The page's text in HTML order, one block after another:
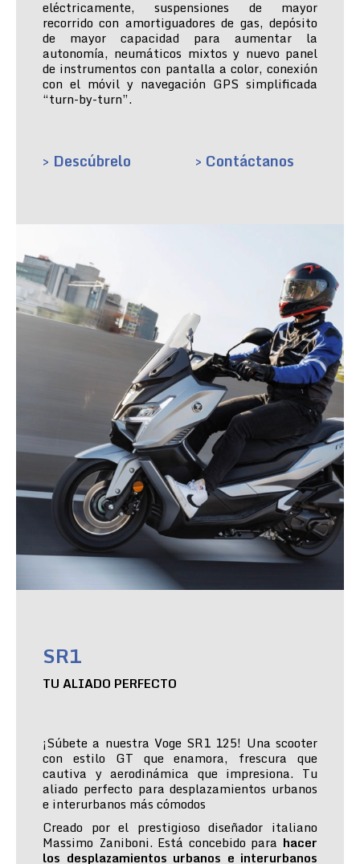
eléctricamente, suspensiones de mayor
recorrido con amortiguadores de gas, depósito
de mayor capacidad para aumentar la
autonomía, neumáticos mixtos y nuevo panel
de instrumentos con pantalla a color, conexión
con el móvil y navegación GPS simplificada
“turn-by-turn”.
> Descúbrelo > Contáctanos
SR1
TU ALIADO PERFECTO
¡Súbete a nuestra Voge SR1 125! Una scooter
con estilo GT que enamora, frescura que
cautiva y aerodinámica que impresiona. Tu
aliado perfecto para desplazamientos urbanos
e interurbanos más cómodos
Creado por el prestigioso diseñador italiano
Massimo Zaniboni. Está concebido para hacer
los desplazamientos urbanos e interurbanos